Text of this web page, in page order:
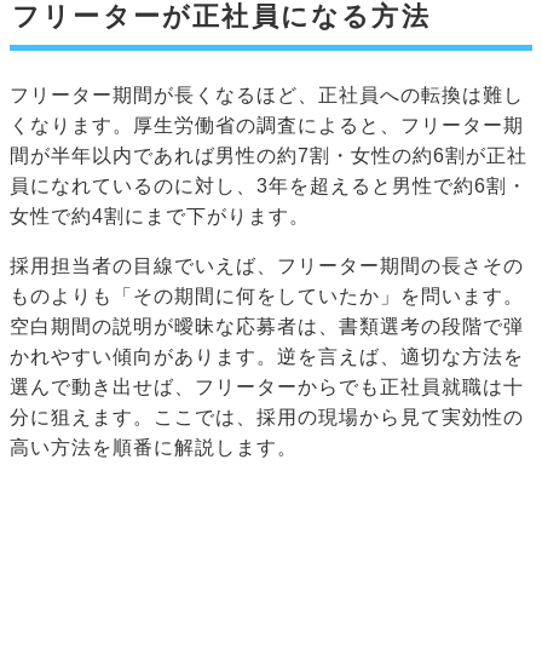
フリーターが正社員になる方法
フリーター期間が長くなるほど、正社員への転換は難し
くなります。厚生労働省の調査によると、フリーター期
間が半年以内であれば男性の約7割・女性の約6割が正社
員になれているのに対し、3年を超えると男性で約6割・
女性で約4割にまで下がります。
採用担当者の目線でいえば、フリーター期間の長さその
ものよりも「その期間に何をしていたか」を問います。
空白期間の説明が曖昧な応募者は、書類選考の段階で弾
かれやすい傾向があります。逆を言えば、適切な方法を
選んで動き出せば、フリーターからでも正社員就職は十
分に狙えます。ここでは、採用の現場から見て実効性の
高い方法を順番に解説します。